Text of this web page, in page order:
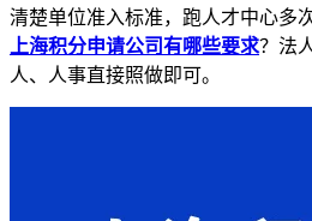
清楚单位准入标准，跑人才中心多
上海积分申请公司有哪些要求？法
人、人事直接照做即可。